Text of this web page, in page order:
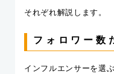
それぞれ解説します。
フォロワー数
インフルエンサーを選